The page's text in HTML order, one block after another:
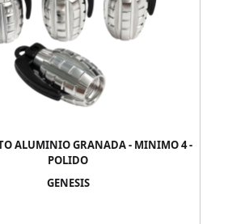
ALUMINIO GRANADA - MINIMO 4 -
POLIDO
GENESIS